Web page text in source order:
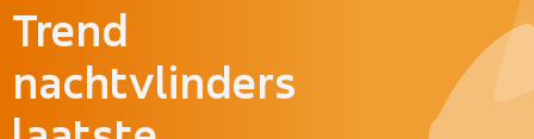
Trend
nachtvlinders